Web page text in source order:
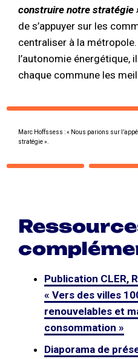
construire notre stratégie
de s’appuyer sur les
centraliser à la
l’autonomie énergétique,
chaque commune les
Marc Hoffssess : « Nous parions sur
stratégie ».
Publication CLER,
« Vers des villes
renouvelables et
consommation »
Diaporama de